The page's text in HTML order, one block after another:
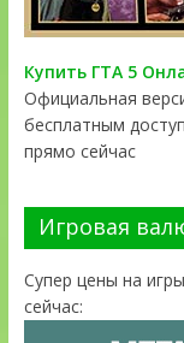
Купить ГТА 5
Официальная
бесплатным
прямо сейчас
Игровая
Супер цены на
сейчас: